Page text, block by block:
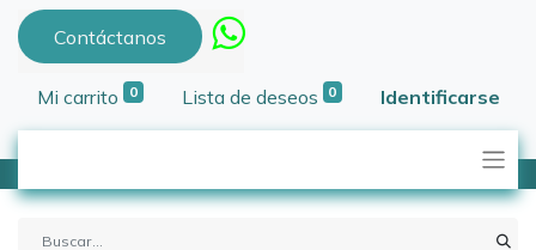
Contáctanos
Mi carrito 0 Lista de deseos 0 Identificarse